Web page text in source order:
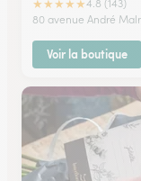
★★★★★4.8 (143)
80 avenue André
Voir la boutique